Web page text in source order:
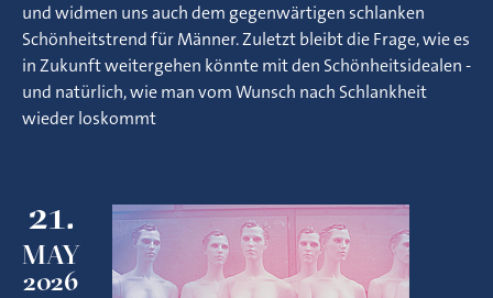
und widmen uns auch dem gegenwärtigen schlanken
Schönheitstrend für Männer. Zuletzt bleibt die Frage, wie es
in Zukunft weitergehen könnte mit den Schönheitsidealen -
und natürlich, wie man vom Wunsch nach Schlankheit
wieder loskommt
21.
MAY
2026